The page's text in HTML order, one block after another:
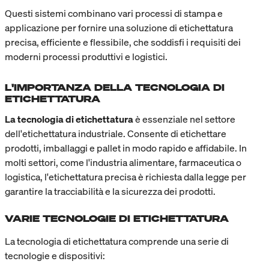
Questi sistemi combinano vari processi di stampa e
applicazione per fornire una soluzione di etichettatura
precisa, efficiente e flessibile, che soddisfi i requisiti dei
moderni processi produttivi e logistici.
L'IMPORTANZA DELLA TECNOLOGIA DI
ETICHETTATURA
La tecnologia di etichettaturaè essenziale nel settore
dell'etichettatura industriale. Consente di etichettare
prodotti, imballaggi e pallet in modo rapido e affidabile. In
molti settori, come l'industria alimentare, farmaceutica o
logistica, l'etichettatura precisa è richiesta dalla legge per
garantire la tracciabilità e la sicurezza dei prodotti.
VARIE TECNOLOGIE DI ETICHETTATURA
La tecnologia di etichettatura comprende una serie di
tecnologie e dispositivi: